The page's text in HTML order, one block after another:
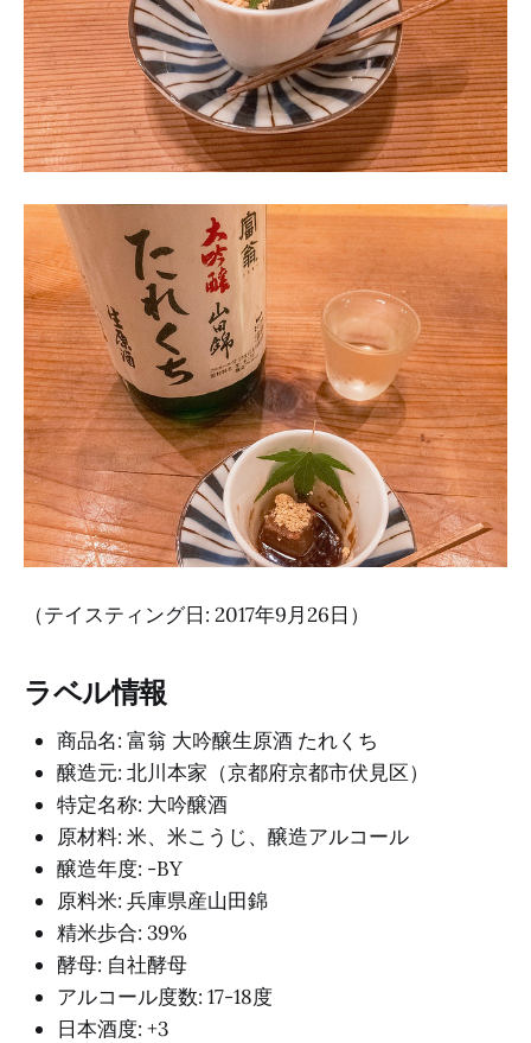
（テイスティング日: 2017年9月26日）
ラベル情報
商品名: 富翁 大吟醸生原酒 たれくち
醸造元: 北川本家（京都府京都市伏見区）
特定名称: 大吟醸酒
原材料: 米、米こうじ、醸造アルコール
醸造年度: -BY
原料米: 兵庫県産山田錦
精米歩合: 39%
酵母: 自社酵母
アルコール度数: 17-18度
日本酒度: +3